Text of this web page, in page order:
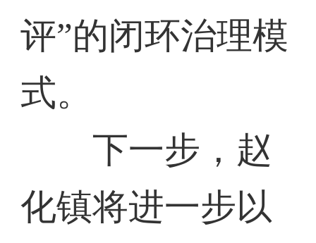
评”的闭环治理模
式。
下一步，赵
化镇将进一步以